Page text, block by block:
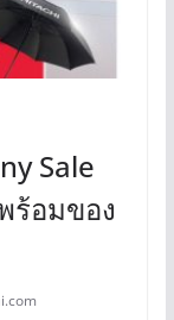
Sale
ร้อมของ